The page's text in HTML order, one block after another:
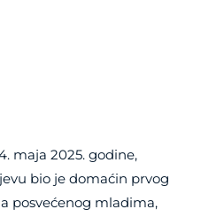
maja 2025. godine,
bio je domaćin prvog
posvećenog mladima,